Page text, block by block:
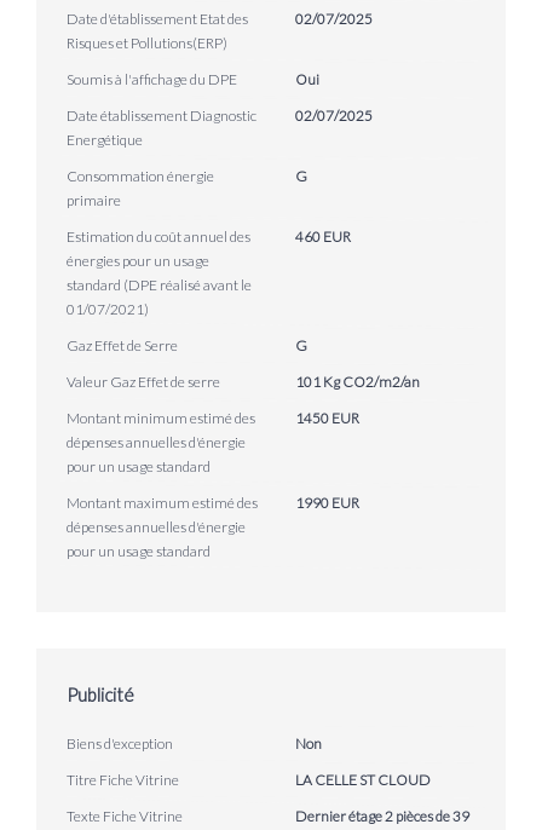
Date d'établissement Etat des
Risques et Pollutions(ERP)
02/07/2025
Soumis à l'affichage du DPE
Oui
Date établissement Diagnostic
Energétique
02/07/2025
Consommation énergie
primaire
G
Estimation du coût annuel des
énergies pour un usage
standard (DPE réalisé avant le
01/07/2021)
460 EUR
Gaz Effet de Serre
G
Valeur Gaz Effet de serre
101 Kg CO2/m2/an
Montant minimum estimé des
dépenses annuelles d'énergie
pour un usage standard
1450 EUR
Montant maximum estimé des
dépenses annuelles d'énergie
pour un usage standard
1990 EUR
Publicité
Biens d'exception
Non
Titre Fiche Vitrine
LA CELLE ST CLOUD
Texte Fiche Vitrine
Dernier étage 2 pièces de 39